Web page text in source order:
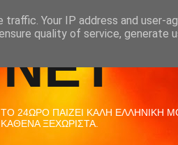
ΠΑΙΖΕΙ ΚΑΛΗ ΕΛΛΗΝΙΚΗ
ΞΕΧΩΡΙΣΤΑ.
Your IP address and user-
quality of service, generate